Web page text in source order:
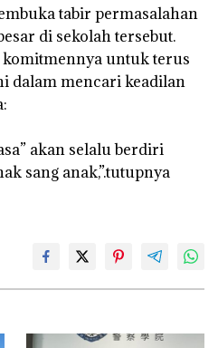
tabir permasalahan
di sekolah tersebut.
untuk terus
dalam mencari keadilan
akan selalu berdiri
sang anak,”.tutupnya